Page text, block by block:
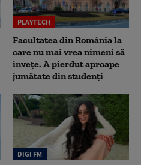
PLAYTECH
Facultatea din România la
care nu mai vrea nimeni să
înveţe. A pierdut aproape
jumătate din studenţi
DIGI FM